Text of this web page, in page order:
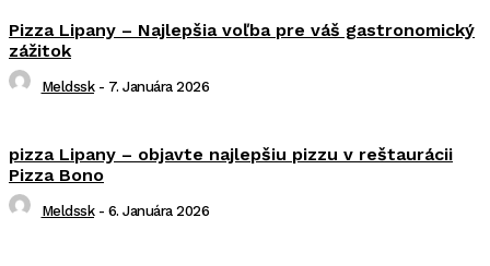
Pizza Lipany – Najlepšia voľba pre váš gastronomický
zážitok
Meldssk - 7. Januára 2026
pizza Lipany – objavte najlepšiu pizzu v reštaurácii
Pizza Bono
Meldssk - 6. Januára 2026